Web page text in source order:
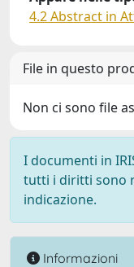
4.2 Abstract in
File in questo
Non ci sono file
I documenti in
tutti i diritti sono
indicazione.
Informazioni